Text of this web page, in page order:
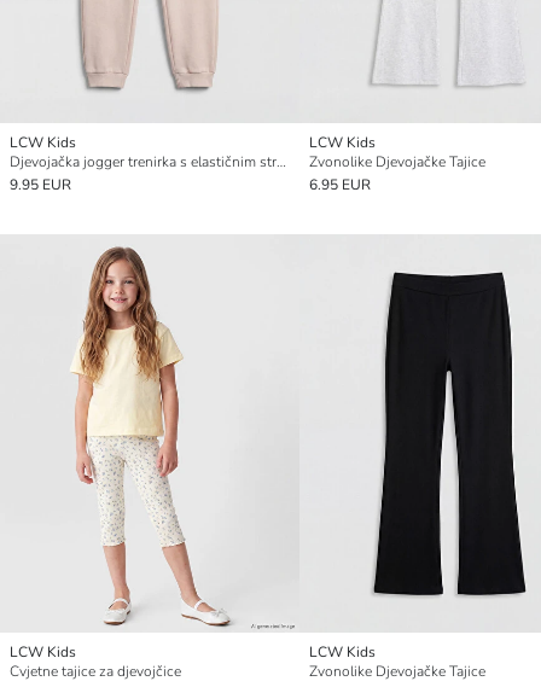
LCW Kids
Djevojačka jogger trenirka s elastičnim strukom
9.95 EUR
LCW Kids
Zvonolike Djevojačke Tajice
6.95 EUR
LCW Kids
Cvjetne tajice za djevojčice
LCW Kids
Zvonolike Djevojačke Tajice